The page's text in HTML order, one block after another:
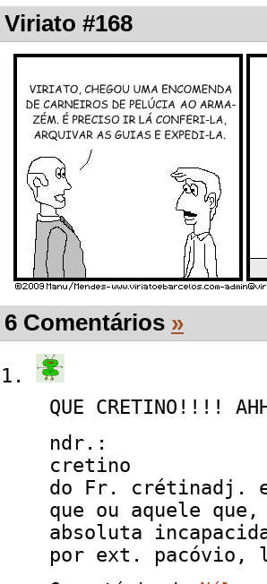
Viriato #168
6 Comentários »
QUE CRETINO!!!!
ndr.:
cretino
do Fr. crétinadj.
que ou aquele
absoluta
por ext.